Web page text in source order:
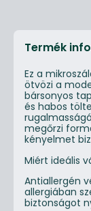
Termék
Ez a
ötvözi a
bársonyos
és habos
megőrzi
kényelmet
Miért ideális
Antiallergén
allergiában
biztonságot